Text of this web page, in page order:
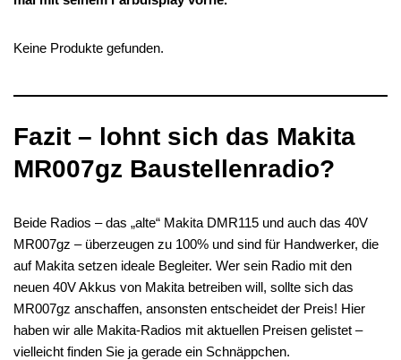
Keine Produkte gefunden.
Fazit – lohnt sich das Makita
MR007gz Baustellenradio?
Beide Radios – das „alte“ Makita DMR115 und auch das 40V
MR007gz – überzeugen zu 100% und sind für Handwerker, die
auf Makita setzen ideale Begleiter. Wer sein Radio mit den
neuen 40V Akkus von Makita betreiben will, sollte sich das
MR007gz anschaffen, ansonsten entscheidet der Preis! Hier
haben wir alle Makita-Radios mit aktuellen Preisen gelistet –
vielleicht finden Sie ja gerade ein Schnäppchen.